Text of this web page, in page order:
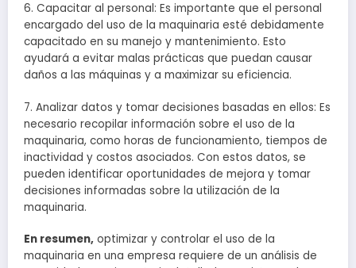
6. Capacitar al personal: Es importante que el personal
encargado del uso de la maquinaria esté debidamente
capacitado en su manejo y mantenimiento. Esto
ayudará a evitar malas prácticas que puedan causar
daños a las máquinas y a maximizar su eficiencia.
7. Analizar datos y tomar decisiones basadas en ellos: Es
necesario recopilar información sobre el uso de la
maquinaria, como horas de funcionamiento, tiempos de
inactividad y costos asociados. Con estos datos, se
pueden identificar oportunidades de mejora y tomar
decisiones informadas sobre la utilización de la
maquinaria.
En resumen, optimizar y controlar el uso de la
maquinaria en una empresa requiere de un análisis de